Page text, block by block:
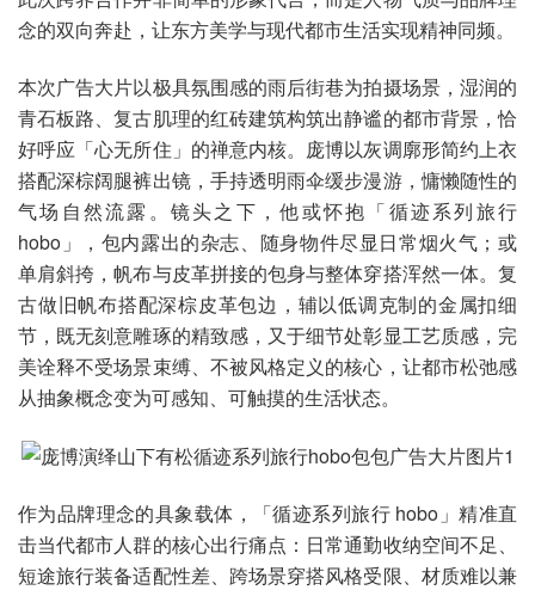
念的双向奔赴，让东方美学与现代都市生活实现精神同频。
本次广告大片以极具氛围感的雨后街巷为拍摄场景，湿润的
青石板路、复古肌理的红砖建筑构筑出静谧的都市背景，恰
好呼应「心无所住」的禅意内核。庞博以灰调廓形简约上衣
搭配深棕阔腿裤出镜，手持透明雨伞缓步漫游，慵懒随性的
气场自然流露。镜头之下，他或怀抱「循迹系列旅行
hobo」，包内露出的杂志、随身物件尽显日常烟火气；或
单肩斜挎，帆布与皮革拼接的包身与整体穿搭浑然一体。复
古做旧帆布搭配深棕皮革包边，辅以低调克制的金属扣细
节，既无刻意雕琢的精致感，又于细节处彰显工艺质感，完
美诠释不受场景束缚、不被风格定义的核心，让都市松弛感
从抽象概念变为可感知、可触摸的生活状态。
作为品牌理念的具象载体，「循迹系列旅行 hobo」精准直
击当代都市人群的核心出行痛点：日常通勤收纳空间不足、
短途旅行装备适配性差、跨场景穿搭风格受限、材质难以兼